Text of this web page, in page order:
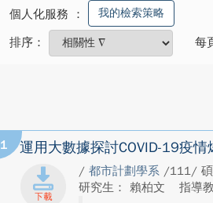
個人化服務 ： 我的檢索策略
排序： 每
1 運用大數據探討COVID-19疫
/ 都市計劃學系 /111/
研究生： 賴柏文
指導